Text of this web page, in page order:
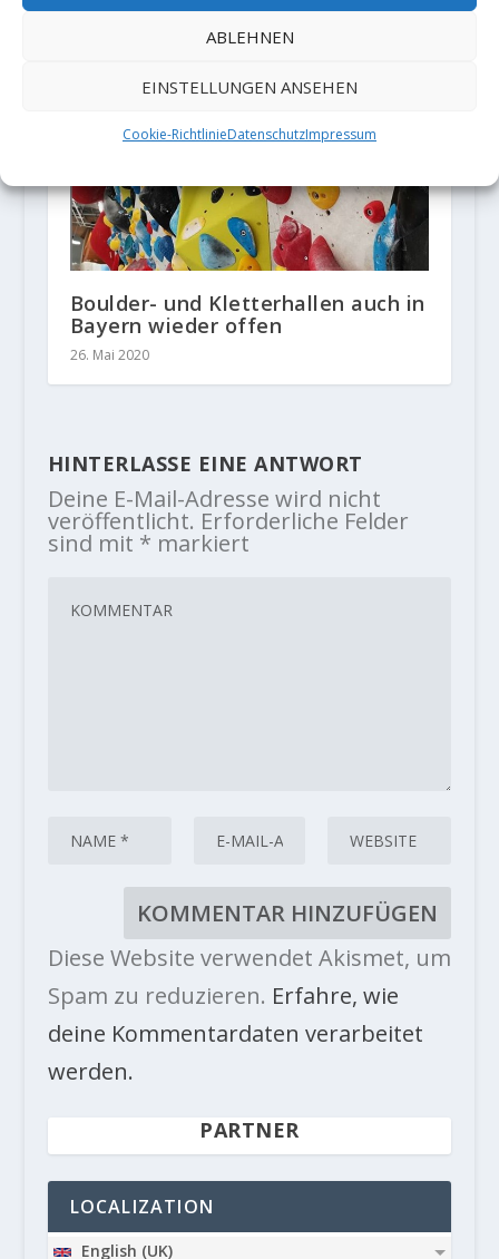
ABLEHNEN
EINSTELLUNGEN ANSEHEN
Cookie-RichtlinieDatenschutzImpressum
Boulder- und Kletterhallen auch in
Bayern wieder offen
26. Mai 2020
HINTERLASSE EINE ANTWORT
Deine E-Mail-Adresse wird nicht
veröffentlicht. Erforderliche Felder
sind mit * markiert
Diese Website verwendet Akismet, um
Spam zu reduzieren. Erfahre, wie
deine Kommentardaten verarbeitet
werden.
PARTNER
LOCALIZATION
English (UK)